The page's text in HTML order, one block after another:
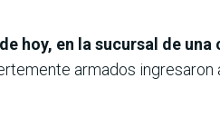
hoy, en la sucursal de
armados ingresaron